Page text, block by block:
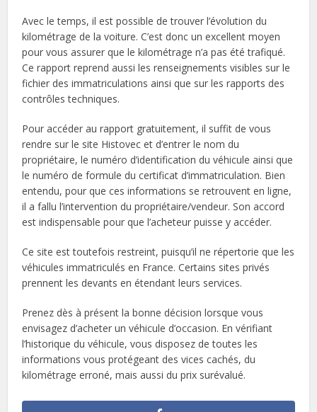
Avec le temps, il est possible de trouver l’évolution du
kilométrage de la voiture. C’est donc un excellent moyen
pour vous assurer que le kilométrage n’a pas été trafiqué.
Ce rapport reprend aussi les renseignements visibles sur le
fichier des immatriculations ainsi que sur les rapports des
contrôles techniques.
Pour accéder au rapport gratuitement, il suffit de vous
rendre sur le site Histovec et d’entrer le nom du
propriétaire, le numéro d’identification du véhicule ainsi que
le numéro de formule du certificat d’immatriculation. Bien
entendu, pour que ces informations se retrouvent en ligne,
il a fallu l’intervention du propriétaire/vendeur. Son accord
est indispensable pour que l’acheteur puisse y accéder.
Ce site est toutefois restreint, puisqu’il ne répertorie que les
véhicules immatriculés en France. Certains sites privés
prennent les devants en étendant leurs services.
Prenez dès à présent la bonne décision lorsque vous
envisagez d’acheter un véhicule d’occasion. En vérifiant
l’historique du véhicule, vous disposez de toutes les
informations vous protégeant des vices cachés, du
kilométrage erroné, mais aussi du prix surévalué.